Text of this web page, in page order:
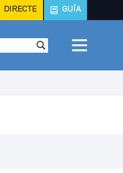
DIRECTE GUÍA